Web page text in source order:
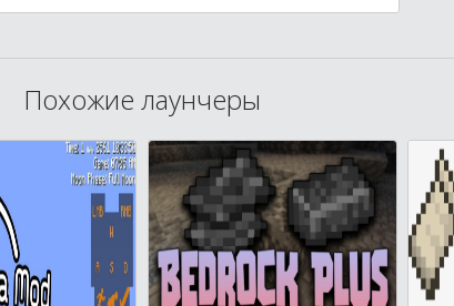
Похожие лаунчеры